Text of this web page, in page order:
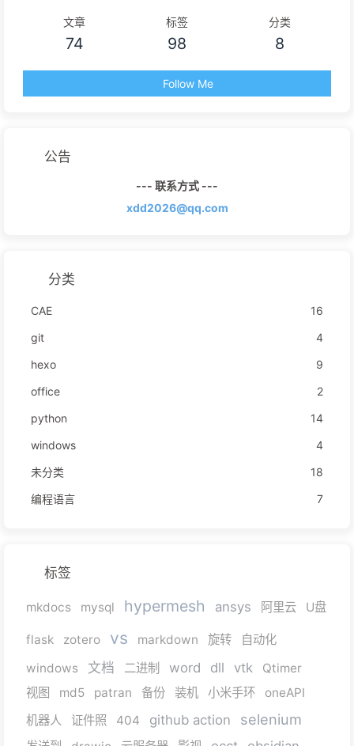
文章
74
标签
98
分类
8
Follow Me
公告
--- 联系方式 ---
xdd2026@qq.com
分类
CAE
16
git
4
hexo
9
office
2
python
14
windows
4
未分类
18
编程语言
7
标签
mkdocs mysql hypermesh ansys 阿里云 U盘
flask zotero vs markdown 旋转
自动化
windows
文档 二进制 word dll vtk
Qtimer
视图
md5 patran 备份 装机 小米手环
oneAPI
机器人
证件照 404 github action selenium